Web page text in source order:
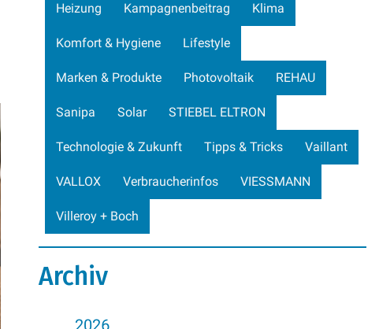
Heizung Kampagnenbeitrag Klima
Komfort & Hygiene Lifestyle
Marken & Produkte Photovoltaik REHAU
Sanipa Solar STIEBEL ELTRON
Technologie & Zukunft Tipps & Tricks Vaillant
VALLOX Verbraucherinfos VIESSMANN
Villeroy + Boch
Archiv